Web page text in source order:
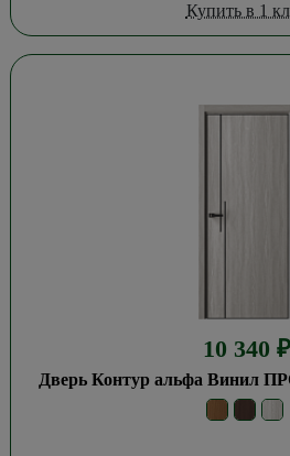
Купить в 1
10 340 ₽
Дверь Контур альфа Винил